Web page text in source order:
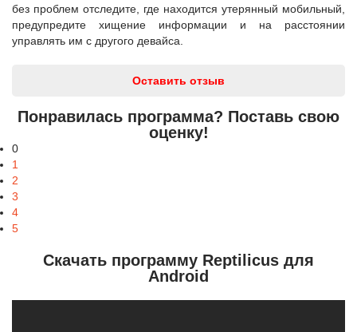
без проблем отследите, где находится утерянный мобильный,
предупредите хищение информации и на расстоянии
управлять им с другого девайса.
Оставить отзыв
Понравилась программа? Поставь свою
оценку!
0
1
2
3
4
5
Скачать программу Reptilicus для
Android